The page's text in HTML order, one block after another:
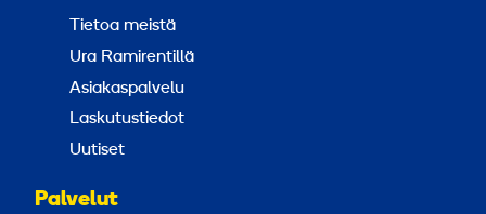
Tietoa meistä
Ura Ramirentillä
Asiakaspalvelu
Laskutustiedot
Uutiset
Palvelut